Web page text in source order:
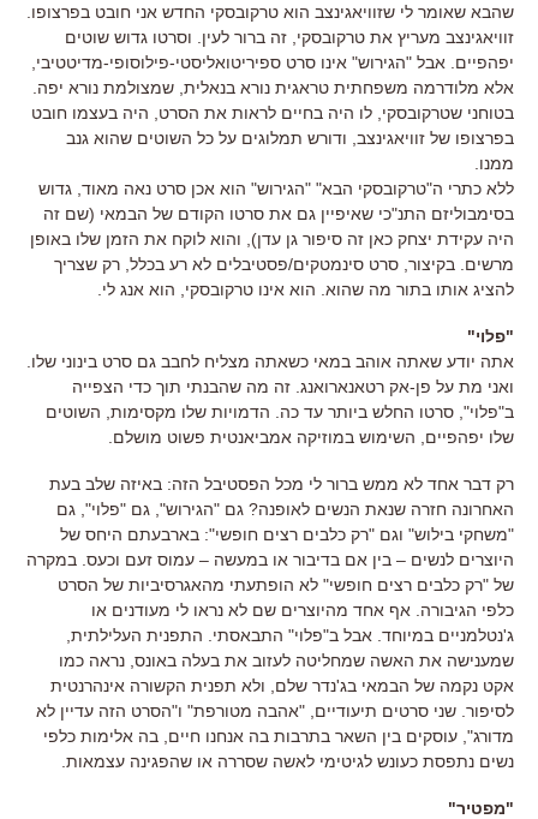
שהבא שאומר לי שזוויאגינצב הוא טרקובסקי החדש אני חובט בפרצופו.
זוויאגינצב מעריץ את טרקובסקי, זה ברור לעין. וסרטו גדוש שוטים
יפהפיים. אבל "הגירוש" אינו סרט ספיריטואליסטי-פילוסופי-מדיטטיבי,
אלא מלודרמה משפחתית טראגית נורא בנאלית, שמצולמת נורא יפה.
בטוחני שטרקובסקי, לו היה בחיים לראות את הסרט, היה בעצמו חובט
בפרצופו של זוויאגינצב, ודורש תמלוגים על כל השוטים שהוא גנב
ממנו.
ללא כתרי ה"טרקובסקי הבא" "הגירוש" הוא אכן סרט נאה מאוד, גדוש
בסימבוליזם התנ"כי שאיפיין גם את סרטו הקודם של הבמאי (שם זה
היה עקידת יצחק כאן זה סיפור גן עדן), והוא לוקח את הזמן שלו באופן
מרשים. בקיצור, סרט סינמטקים/פסטיבלים לא רע בכלל, רק שצריך
להציג אותו בתור מה שהוא. הוא אינו טרקובסקי, הוא אנג לי.
"פלוי"
אתה יודע שאתה אוהב במאי כשאתה מצליח לחבב גם סרט בינוני שלו.
ואני מת על פן-אק רטאנארואנג. זה מה שהבנתי תוך כדי הצפייה
ב"פלוי", סרטו החלש ביותר עד כה. הדמויות שלו מקסימות, השוטים
שלו יפהפיים, השימוש במוזיקה אמביאנטית פשוט מושלם.
רק דבר אחד לא ממש ברור לי מכל הפסטיבל הזה: באיזה שלב בעת
האחרונה חזרה שנאת הנשים לאופנה? גם "הגירוש", גם "פלוי", גם
"משחקי בילוש" וגם "רק כלבים רצים חופשי": בארבעתם היחס של
היוצרים לנשים – בין אם בדיבור או במעשה – עמוס זעם וכעס. במקרה
של "רק כלבים רצים חופשי" לא הופתעתי מהאגרסיביות של הסרט
כלפי הגיבורה. אף אחד מהיוצרים שם לא נראו לי מעודנים או
ג'נטלמניים במיוחד. אבל ב"פלוי" התבאסתי. התפנית העלילתית,
שמענישה את האשה שמחליטה לעזוב את בעלה באונס, נראה כמו
אקט נקמה של הבמאי בג'נדר שלם, ולא תפנית הקשורה אינהרנטית
לסיפור. שני סרטים תיעודיים, "אהבה מטורפת" ו"הסרט הזה עדיין לא
מדורג", עוסקים בין השאר בתרבות בה אנחנו חיים, בה אלימות כלפי
נשים נתפסת כעונש לגיטימי לאשה שסררה או שהפגינה עצמאות.
"מפטיר"